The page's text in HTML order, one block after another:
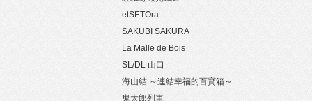
etSETOra
SAKUBI SAKURA
La Malle de Bois
SL/DL 山口
海山結 ～連結幸福的百寶箱～
鬼太郎列車